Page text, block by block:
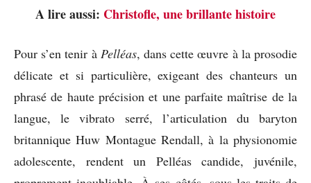
A lire aussi: Christofle, une brillante histoire
Pour s’en tenir à Pelléas, dans cette œuvre à la prosodie
délicate et si particulière, exigeant des chanteurs un
phrasé de haute précision et une parfaite maîtrise de la
langue, le vibrato serré, l’articulation du baryton
britannique Huw Montague Rendall, à la physionomie
adolescente, rendent un Pelléas candide, juvénile,